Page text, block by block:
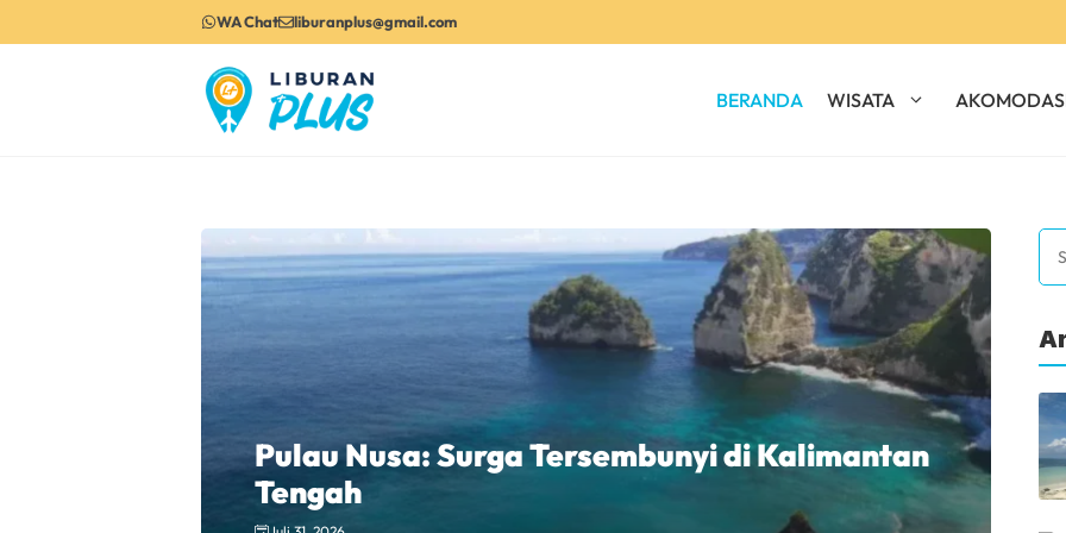
ke
WA Chat liburanplus@gmail.com
BERANDA WISATA
Pulau Nusa: Surga Tersembunyi di Kalimantan
Tengah